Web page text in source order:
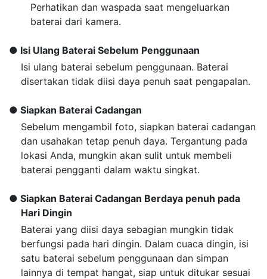
Perhatikan dan waspada saat mengeluarkan
baterai dari kamera.
Isi Ulang Baterai Sebelum Penggunaan
Isi ulang baterai sebelum penggunaan. Baterai
disertakan tidak diisi daya penuh saat pengapalan.
Siapkan Baterai Cadangan
Sebelum mengambil foto, siapkan baterai cadangan
dan usahakan tetap penuh daya. Tergantung pada
lokasi Anda, mungkin akan sulit untuk membeli
baterai pengganti dalam waktu singkat.
Siapkan Baterai Cadangan Berdaya penuh pada
Hari Dingin
Baterai yang diisi daya sebagian mungkin tidak
berfungsi pada hari dingin. Dalam cuaca dingin, isi
satu baterai sebelum penggunaan dan simpan
lainnya di tempat hangat, siap untuk ditukar sesuai